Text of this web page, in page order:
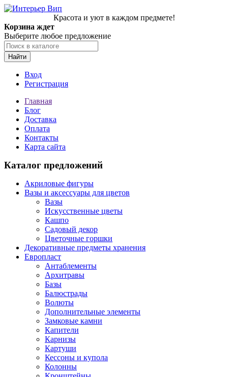
Красота и уют в каждом предмете!
Корзина ждет
Выберите любое предложение
Найти
Вход
Регистрация
Главная
Блог
Доставка
Оплата
Контакты
Карта сайта
Каталог предложений
Акриловые фигуры
Вазы и аксессуары для цветов
Вазы
Искусственные цветы
Кашпо
Садовый декор
Цветочные горшки
Декоративные предметы хранения
Европласт
Антаблементы
Архитравы
Базы
Балюстрады
Волюты
Дополнительные элементы
Замковые камни
Капители
Карнизы
Картуши
Кессоны и купола
Колонны